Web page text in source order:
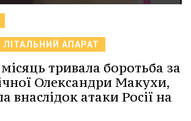
ЛІТАЛЬНИЙ АПАРАТ
тривала боротьба за
Олександри Макухи,
внаслідок атаки Росії на